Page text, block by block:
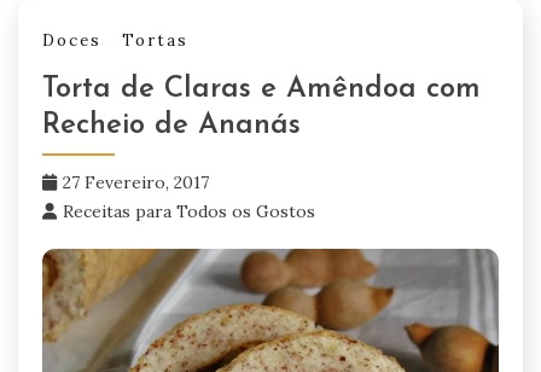
Doces Tortas
Torta de Claras e Amêndoa com
Recheio de Ananás
27 Fevereiro, 2017
Receitas para Todos os Gostos